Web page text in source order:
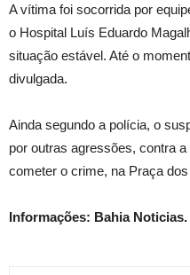
A vítima foi socorrida por
o Hospital Luís Eduardo
situação estável. Até o
divulgada.
Ainda segundo a polícia, o
por outras agressões, contra
cometer o crime, na Praça
Informações: Bahia Noticias.